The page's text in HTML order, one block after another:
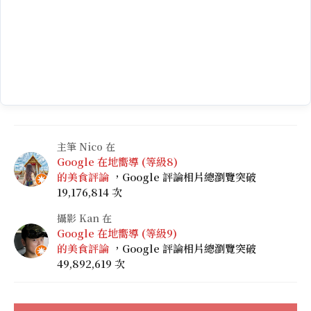
主筆 Nico 在
Google 在地嚮導 (等級8)
的美食評論 ，Google 評論相片總瀏覽突破
19,176,814 次
攝影 Kan 在
Google 在地嚮導 (等級9)
的美食評論 ，Google 評論相片總瀏覽突破
49,892,619 次